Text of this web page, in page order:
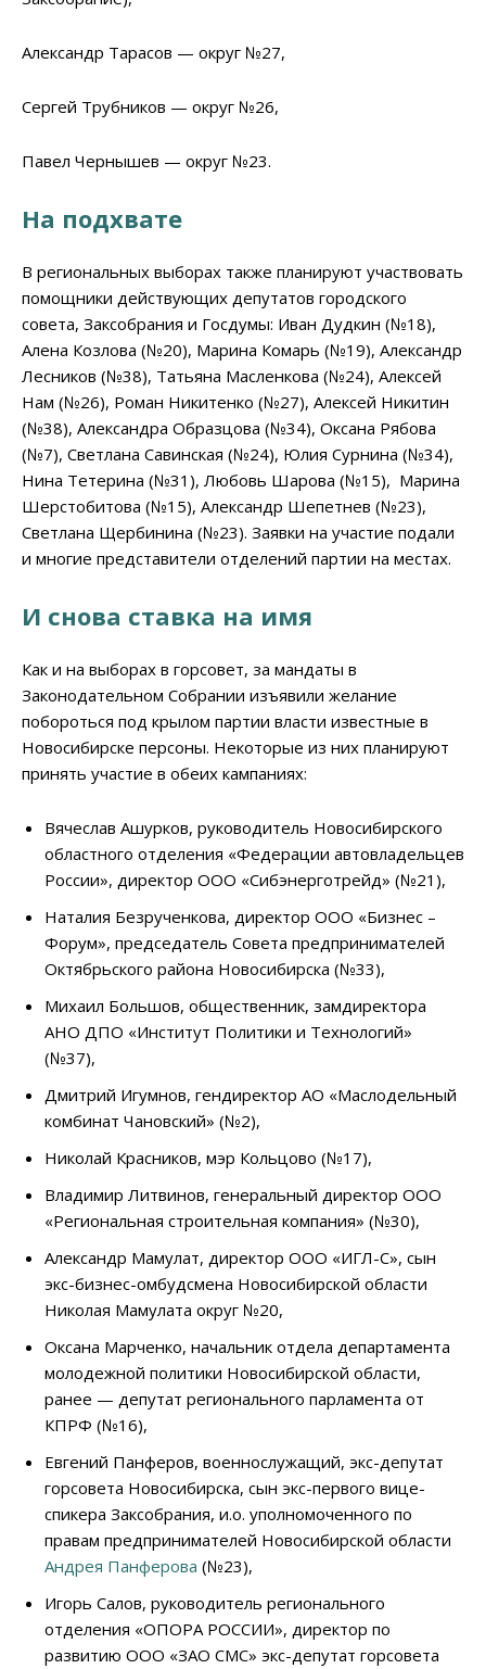
Александр Тарасов — округ №27,
Сергей Трубников — округ №26,
Павел Чернышев — округ №23.
На подхвате
В региональных выборах также планируют участвовать
помощники действующих депутатов городского
совета, Заксобрания и Госдумы: Иван Дудкин (№18),
Алена Козлова (№20), Марина Комарь (№19), Александр
Лесников (№38), Татьяна Масленкова (№24), Алексей
Нам (№26), Роман Никитенко (№27), Алексей Никитин
(№38), Александра Образцова (№34), Оксана Рябова
(№7), Светлана Савинская (№24), Юлия Сурнина (№34),
Нина Тетерина (№31), Любовь Шарова (№15), Марина
Шерстобитова (№15), Александр Шепетнев (№23),
Светлана Щербинина (№23). Заявки на участие подали
и многие представители отделений партии на местах.
И снова ставка на имя
Как и на выборах в горсовет, за мандаты в
Законодательном Собрании изъявили желание
побороться под крылом партии власти известные в
Новосибирске персоны. Некоторые из них планируют
принять участие в обеих кампаниях:
Вячеслав Ашурков, руководитель Новосибирского
областного отделения «Федерации автовладельцев
России», директор ООО «Сибэнерготрейд» (№21),
Наталия Безрученкова, директор ООО «Бизнес –
Форум», председатель Совета предпринимателей
Октябрьского района Новосибирска (№33),
Михаил Большов, общественник, замдиректора
АНО ДПО «Институт Политики и Технологий»
(№37),
Дмитрий Игумнов, гендиректор АО «Маслодельный
комбинат Чановский» (№2),
Николай Красников, мэр Кольцово (№17),
Владимир Литвинов, генеральный директор ООО
«Региональная строительная компания» (№30),
Александр Мамулат, директор ООО «ИГЛ-С», сын
экс-бизнес-омбудсмена Новосибирской области
Николая Мамулата округ №20,
Оксана Марченко, начальник отдела департамента
молодежной политики Новосибирской области,
ранее — депутат регионального парламента от
КПРФ (№16),
Евгений Панферов, военнослужащий, экс-депутат
горсовета Новосибирска, сын экс-первого вице-
спикера Заксобрания, и.о. уполномоченного по
правам предпринимателей Новосибирской области
Андрея Панферова (№23),
Игорь Салов, руководитель регионального
отделения «ОПОРА РОССИИ», директор по
развитию ООО «ЗАО CМС» экс-депутат горсовета